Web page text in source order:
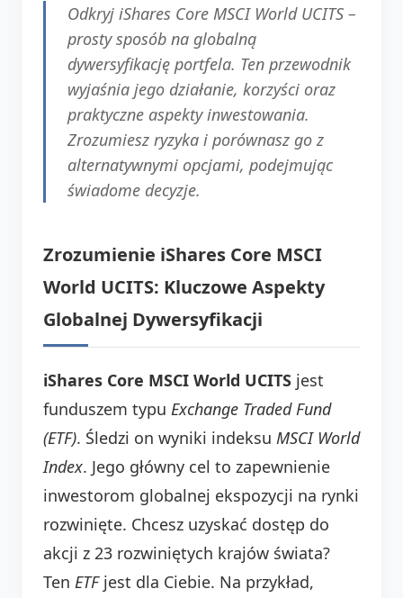
Odkryj iShares Core MSCI World UCITS –
prosty sposób na globalną
dywersyfikację portfela. Ten przewodnik
wyjaśnia jego działanie, korzyści oraz
praktyczne aspekty inwestowania.
Zrozumiesz ryzyka i porównasz go z
alternatywnymi opcjami, podejmując
świadome decyzje.
Zrozumienie iShares Core MSCI
World UCITS: Kluczowe Aspekty
Globalnej Dywersyfikacji
iShares Core MSCI World UCITS jest
funduszem typu Exchange Traded Fund
(ETF). Śledzi on wyniki indeksu MSCI World
Index. Jego główny cel to zapewnienie
inwestorom globalnej ekspozycji na rynki
rozwinięte. Chcesz uzyskać dostęp do
akcji z 23 rozwiniętych krajów świata?
Ten ETFjest dla Ciebie. Na przykład,